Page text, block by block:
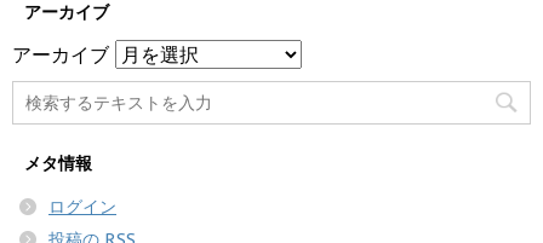
アーカイブ
アーカイブ
メタ情報
ログイン